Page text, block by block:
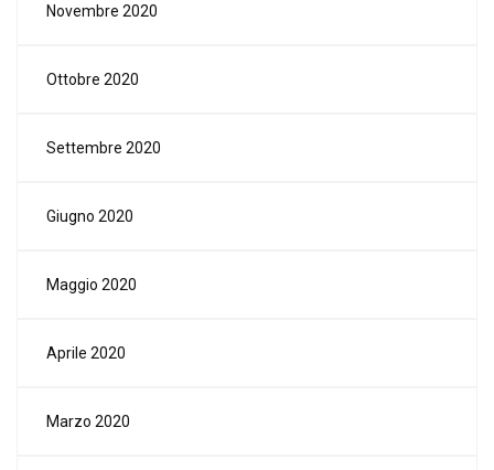
Novembre 2020
Ottobre 2020
Settembre 2020
Giugno 2020
Maggio 2020
Aprile 2020
Marzo 2020